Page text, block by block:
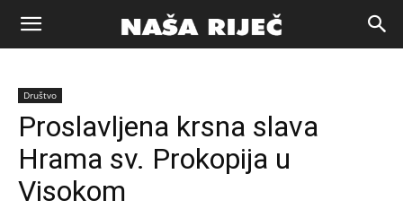
Naša
riječ
Zenica
Društvo
Proslavljena krsna slava
Hrama sv. Prokopija u
Visokom